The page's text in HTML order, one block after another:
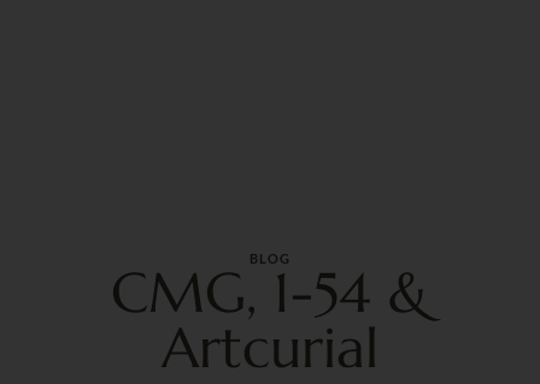
BLOG
CMG, 1-54 &
Artcurial